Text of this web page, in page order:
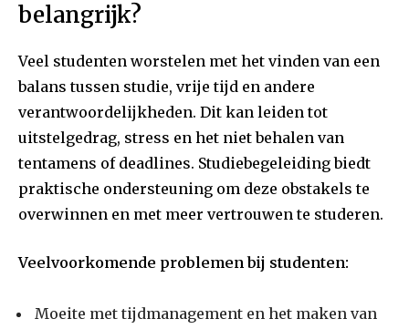
belangrijk?
Veel studenten worstelen met het vinden van een
balans tussen studie, vrije tijd en andere
verantwoordelijkheden. Dit kan leiden tot
uitstelgedrag, stress en het niet behalen van
tentamens of deadlines. Studiebegeleiding biedt
praktische ondersteuning om deze obstakels te
overwinnen en met meer vertrouwen te studeren.
Veelvoorkomende problemen bij studenten:
Moeite met tijdmanagement en het maken van